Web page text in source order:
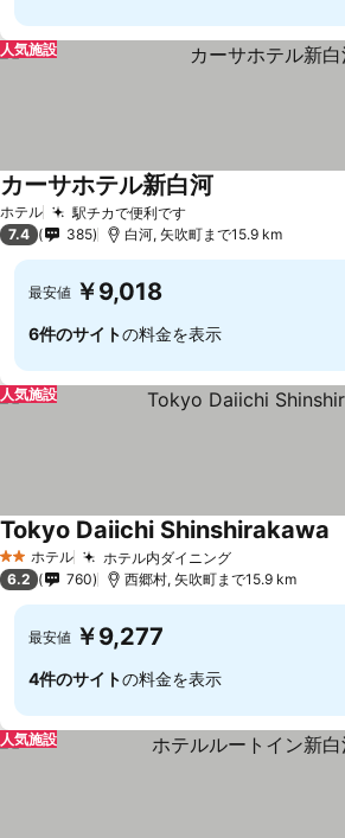
人気施設
ホテル 駅チカで便利です
カーサホテル新白河
7.4 385 白河, 矢吹町まで15.9 km
最安値 ￥9,018
6件のサイトの料金を表示
人気施設
2 ホテルのランク
ホテル ホテル内ダイニング
Tokyo Daiichi Shinshirakawa
6.2 760 西郷村, 矢吹町まで15.9 km
最安値 ￥9,277
4件のサイトの料金を表示
人気施設